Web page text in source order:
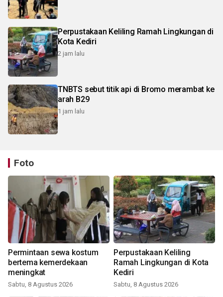
Perpustakaan Keliling Ramah Lingkungan di
Kota Kediri
2 jam lalu
TNBTS sebut titik api di Bromo merambat ke
arah B29
1 jam lalu
Foto
Permintaan sewa kostum
bertema kemerdekaan
meningkat
Sabtu, 8 Agustus 2026
Perpustakaan Keliling
Ramah Lingkungan di Kota
Kediri
Sabtu, 8 Agustus 2026